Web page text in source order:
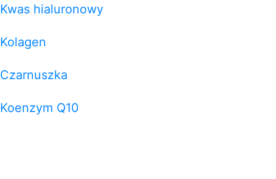
Kwas hialuronowy
Kolagen
Czarnuszka
Koenzym Q10